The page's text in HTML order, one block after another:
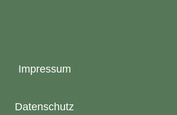
Impressum
Datenschutz